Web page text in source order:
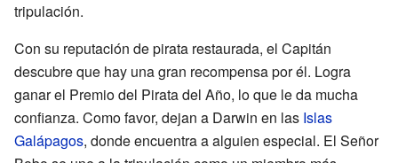
tripulación.
Con su reputación de pirata restaurada, el Capitán
descubre que hay una gran recompensa por él. Logra
ganar el Premio del Pirata del Año, lo que le da mucha
confianza. Como favor, dejan a Darwin en las Islas
Galápagos, donde encuentra a alguien especial. El Señor